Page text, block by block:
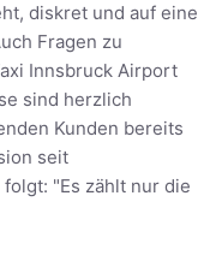
diskret und auf eine
Fragen zu
Innsbruck Airport
sind herzlich
Kunden bereits
seit
"Es zählt nur die